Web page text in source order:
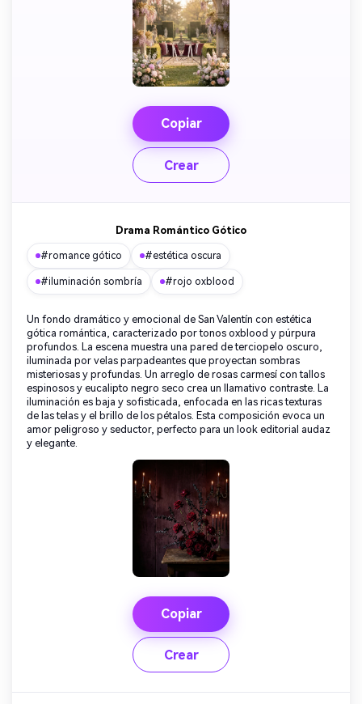
Copiar
Crear
Drama Romántico Gótico
#romance gótico #estética oscura
#iluminación sombría #rojo oxblood
Un fondo dramático y emocional de San Valentín con estética
gótica romántica, caracterizado por tonos oxblood y púrpura
profundos. La escena muestra una pared de terciopelo oscuro,
iluminada por velas parpadeantes que proyectan sombras
misteriosas y profundas. Un arreglo de rosas carmesí con tallos
espinosos y eucalipto negro seco crea un llamativo contraste. La
iluminación es baja y sofisticada, enfocada en las ricas texturas
de las telas y el brillo de los pétalos. Esta composición evoca un
amor peligroso y seductor, perfecto para un look editorial audaz
y elegante.
Copiar
Crear